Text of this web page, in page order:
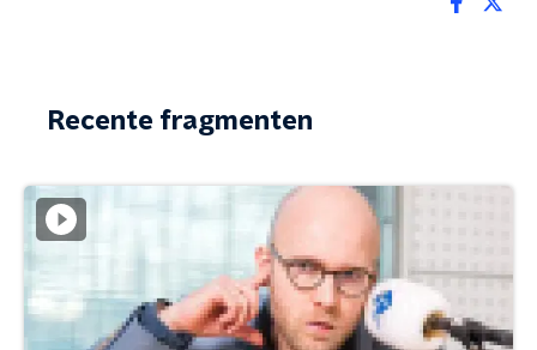
Recente fragmenten